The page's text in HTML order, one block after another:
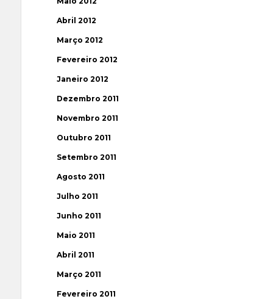
Abril 2012
Março 2012
Fevereiro 2012
Janeiro 2012
Dezembro 2011
Novembro 2011
Outubro 2011
Setembro 2011
Agosto 2011
Julho 2011
Junho 2011
Maio 2011
Abril 2011
Março 2011
Fevereiro 2011